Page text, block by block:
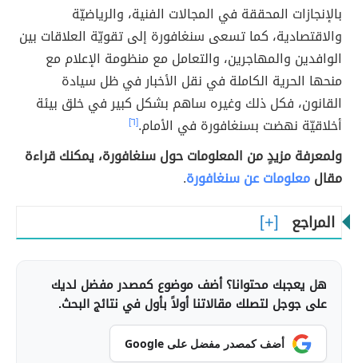
بالإنجازات المحققة في المجالات الفنية، والرياضيّة
والاقتصادية، كما تسعى سنغافورة إلى تقويّة العلاقات بين
الوافدين والمهاجرين، والتعامل مع منظومة الإعلام مع
منحها الحرية الكاملة في نقل الأخبار في ظل سيادة
القانون، فكل ذلك وغيره ساهم بشكل كبير في خلق بيئة
أخلاقيّة نهضت بسنغافورة في الأمام.[٦]
ولمعرفة مزيدٍ من المعلومات حول سنغافورة، يمكنك قراءة
مقالمعلومات عن سنغافورة.
المراجع
هل يعجبك محتوانا؟ أضف موضوع كمصدر مفضل لديك
على جوجل لتصلك مقالاتنا أولاً بأول في نتائج البحث.
أضف كمصدر مفضل على Google